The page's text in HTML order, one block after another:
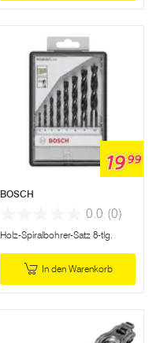
1999
BOSCH
0.0 (0)
Holz-Spiralbohrer-Satz 8-tlg.
In den Warenkorb